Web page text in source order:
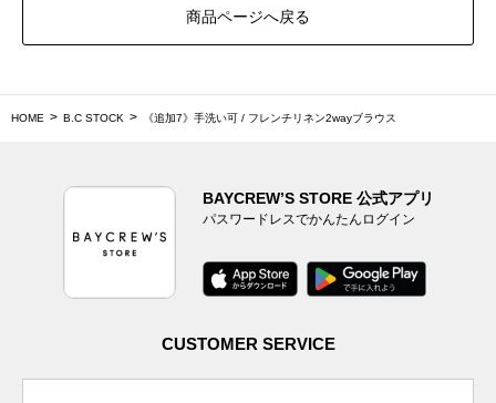
商品ページへ戻る
HOME B.C STOCK 《追加7》手洗い可 / フレンチリネン2wayブラウス
BAYCREW’S STORE 公式アプリ
パスワードレスでかんたんログイン
CUSTOMER SERVICE